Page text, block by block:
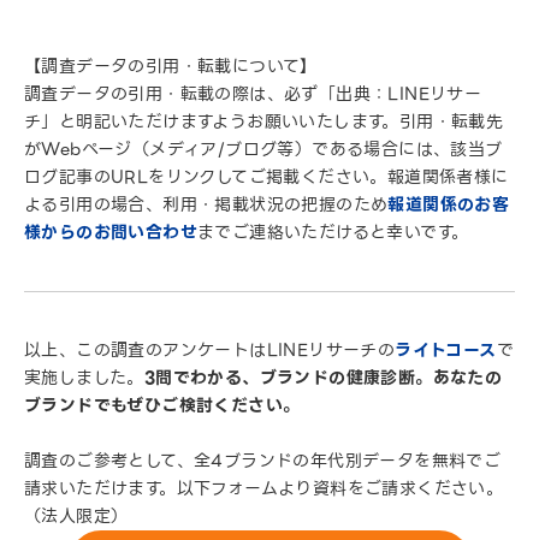
【調査データの引用・転載について】
調査データの引用・転載の際は、必ず「出典：LINEリサー
チ」と明記いただけますようお願いいたします。引用・転載先
がWebページ（メディア/ブログ等）である場合には、該当ブ
ログ記事のURLをリンクしてご掲載ください。報道関係者様に
よる引用の場合、利用・掲載状況の把握のため報道関係のお客
様からのお問い合わせまでご連絡いただけると幸いです。
以上、この調査のアンケートはLINEリサーチのライトコースで
実施しました。 3問でわかる、ブランドの健康診断。あなたの
ブランドでもぜひご検討ください。
調査のご参考として、全4ブランドの年代別データを無料でご
請求いただけます。以下フォームより資料をご請求ください。
（法人限定）